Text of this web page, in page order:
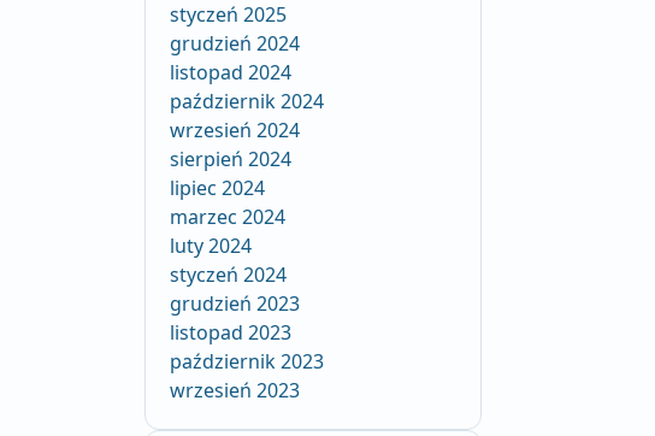
styczeń 2025
grudzień 2024
listopad 2024
październik 2024
wrzesień 2024
sierpień 2024
lipiec 2024
marzec 2024
luty 2024
styczeń 2024
grudzień 2023
listopad 2023
październik 2023
wrzesień 2023